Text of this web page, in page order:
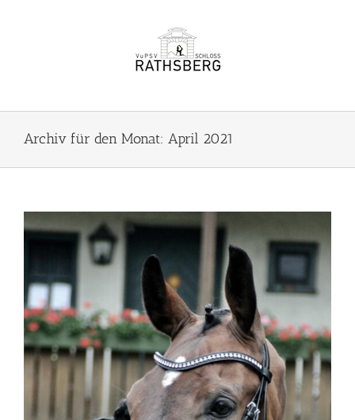
Archiv für den Monat: April 2021